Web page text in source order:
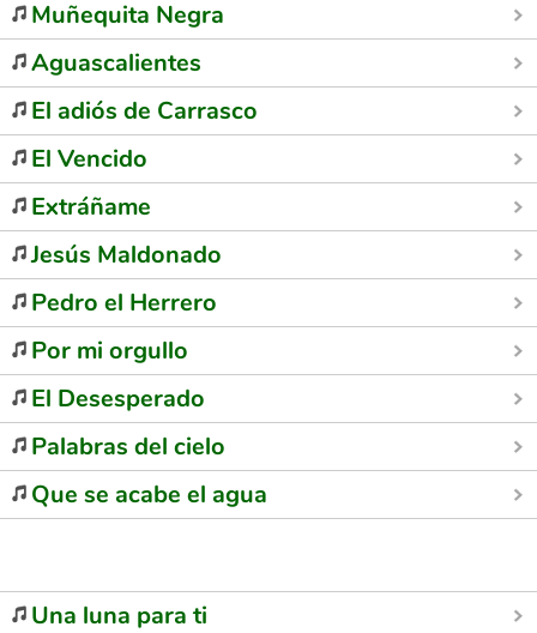
Muñequita Negra
Aguascalientes
El adiós de Carrasco
El Vencido
Extráñame
Jesús Maldonado
Pedro el Herrero
Por mi orgullo
El Desesperado
Palabras del cielo
Que se acabe el agua
Una luna para ti